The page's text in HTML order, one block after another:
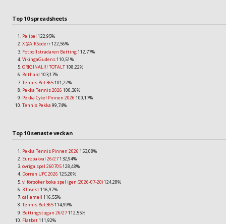
Top 10 spreadsheets
Pelipel 122,95%
X @AIKSoderr122,56%
Fotbollstradaren Betting112,77%
VikingaGudens110,51%
ORIGINAL!!! TOTALT108,22%
Bethard 103,17%
Tennis Bet365101,22%
Pekka Tennis 2026 100,36%
Pekka Cykel Pinnen 2026 100,17%
Tennis Pekka 99,74%
Top 10 senaste veckan
Pekka Tennis Pinnen 2026 153,08%
Europakval 26/27132,94%
övriga spel 260705128,48%
Dörren UFC 2026 125,20%
vi försöker boka spel igen (2026-07-20)124,28%
3 Invest116,97%
callemell 116,55%
Tennis Bet365114,99%
Bettingstugan 26/27112,55%
Flatbet111,92%